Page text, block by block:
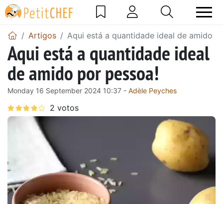
Artigos Aqui está a quantidade ideal de amido
Aqui está a quantidade ideal
de amido por pessoa!
Monday 16 September 2024 10:37 - Adèle Peyches